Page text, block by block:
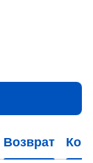
Возврат